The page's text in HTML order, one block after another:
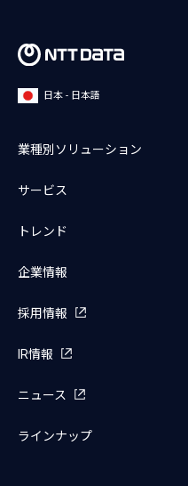
日本 - 日本語
業種別ソリューション
サービス
トレンド
企業情報
採用情報
IR情報
ニュース
ラインナップ